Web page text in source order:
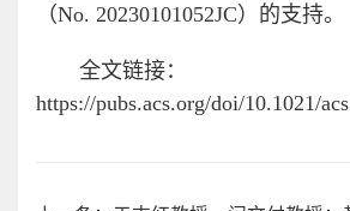
（No. 20230101052JC）的支持。
全文链接：
https://pubs.acs.org/doi/10.1021/